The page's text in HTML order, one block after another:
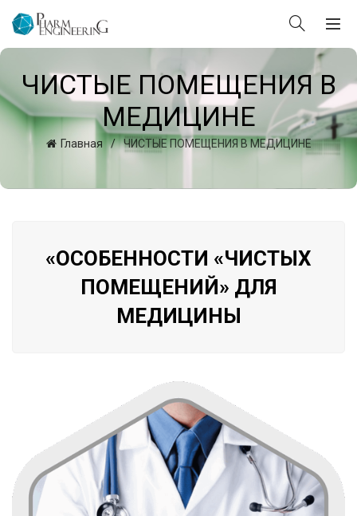
ЧИСТЫЕ ПОМЕЩЕНИЯ В
МЕДИЦИНЕ
Главная ЧИСТЫЕ ПОМЕЩЕНИЯ В МЕДИЦИНЕ
«ОСОБЕННОСТИ «ЧИСТЫХ
ПОМЕЩЕНИЙ» ДЛЯ
МЕДИЦИНЫ